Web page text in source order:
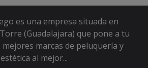
es una empresa situada en
(Guadalajara) que pone a tu
marcas de peluquería y
estética al mejor...